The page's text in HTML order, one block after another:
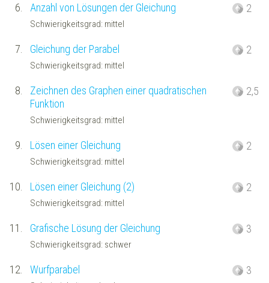
6. Anzahl von Lösungen der Gleichung
Schwierigkeitsgrad: mittel
2
7. Gleichung der Parabel
Schwierigkeitsgrad: mittel
2
8.
Zeichnen des Graphen einer quadratischen
Funktion
Schwierigkeitsgrad: mittel
2,5
9. Lösen einer Gleichung
Schwierigkeitsgrad: mittel
2
10. Lösen einer Gleichung (2)
Schwierigkeitsgrad: mittel
2
11. Grafische Lösung der Gleichung
Schwierigkeitsgrad: schwer
3
12. Wurfparabel 3